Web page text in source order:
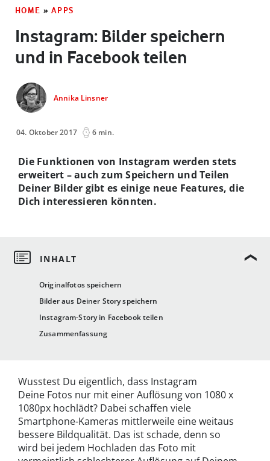
HOME » APPS
Instagram: Bilder speichern
und in Facebook teilen
Annika Linsner
04. Oktober 2017 6 min.
Originalfotos speichern
Bilder aus Deiner Story speichern
Instagram-Story in Facebook teilen
Zusammenfassung
Die Funktionen von Instagram werden stets
erweitert – auch zum Speichern und Teilen
Deiner Bilder gibt es einige neue Features, die
Dich interessieren könnten.
Wusstest Du eigentlich, dass Instagram
Deine Fotos nur mit einer Auflösung von 1080 x
1080px hochlädt? Dabei schaffen viele
Smartphone-Kameras mittlerweile eine weitaus
bessere Bildqualität. Das ist schade, denn so
wird bei jedem Hochladen das Foto mit